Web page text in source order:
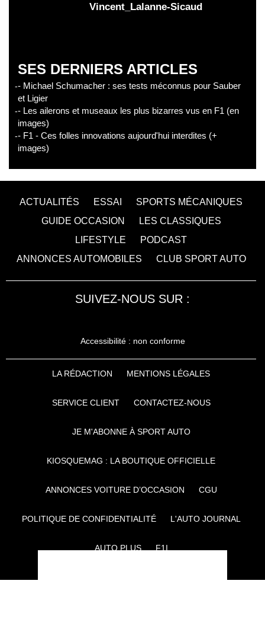
Vincent_Lalanne-Sicaud
SES DERNIERS ARTICLES
- Michael Schumacher : ses tests méconnus pour Sauber
et Ligier
- Les ailerons et museaux les plus bizarres vus en F1 (en
images)
- F1 - Ces folles innovations aujourd'hui interdites (+
images)
ACTUALITÉS ESSAI
SPORTS MÉCANIQUES
GUIDE OCCASION
LES CLASSIQUES
LIFESTYLE
PODCAST
ANNONCES AUTOMOBILES
CLUB SPORT AUTO
SUIVEZ-NOUS SUR :
Accessibilité : non conforme
LA RÉDACTION MENTIONS LÉGALES
SERVICE CLIENT CONTACTEZ-NOUS
JE M'ABONNE À SPORT AUTO
KIOSQUEMAG : LA BOUTIQUE OFFICIELLE
ANNONCES VOITURE D’OCCASION CGU
POLITIQUE DE CONFIDENTIALITÉ L'AUTO JOURNAL
AUTO PLUS F1I